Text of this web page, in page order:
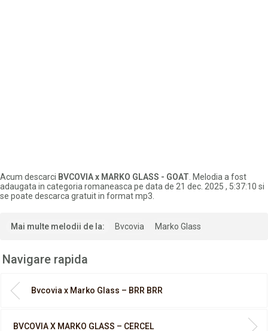
Acum descarci BVCOVIA x MARKO GLASS - GOAT . Melodia a fost
adaugata in categoria romaneasca pe data de 21 dec. 2025 , 5:37:10 si
se poate descarca gratuit in format mp3.
Mai multe melodii de la: Bvcovia Marko Glass
Navigare rapida
Bvcovia x Marko Glass – BRR BRR
BVCOVIA X MARKO GLASS – CERCEL